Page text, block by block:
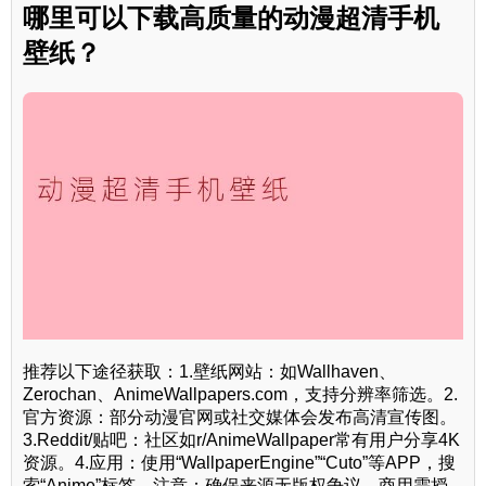
哪里可以下载高质量的动漫超清手机
壁纸？
推荐以下途径获取：1.壁纸网站：如Wallhaven、
Zerochan、AnimeWallpapers.com，支持分辨率筛选。2.
官方资源：部分动漫官网或社交媒体会发布高清宣传图。
3.Reddit/贴吧：社区如r/AnimeWallpaper常有用户分享4K
资源。4.应用：使用“WallpaperEngine”“Cuto”等APP，搜